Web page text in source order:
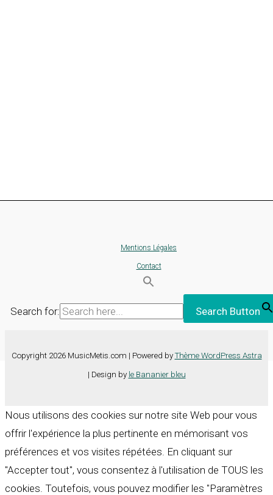
Mentions Légales
Contact
Search for: Search Button
Copyright 2026 MusicMetis.com | Powered by Thème WordPress Astra
| Design by le Bananier bleu
Nous utilisons des cookies sur notre site Web pour vous
offrir l'expérience la plus pertinente en mémorisant vos
préférences et vos visites répétées. En cliquant sur
"Accepter tout", vous consentez à l'utilisation de TOUS les
cookies. Toutefois, vous pouvez modifier les "Paramètres